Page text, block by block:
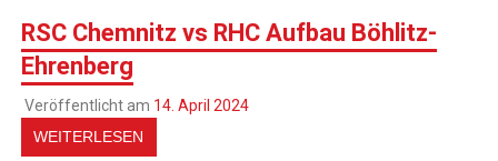
RSC Chemnitz vs RHC Aufbau Böhlitz-
Ehrenberg
Veröffentlicht am 14. April 2024
WEITERLESEN